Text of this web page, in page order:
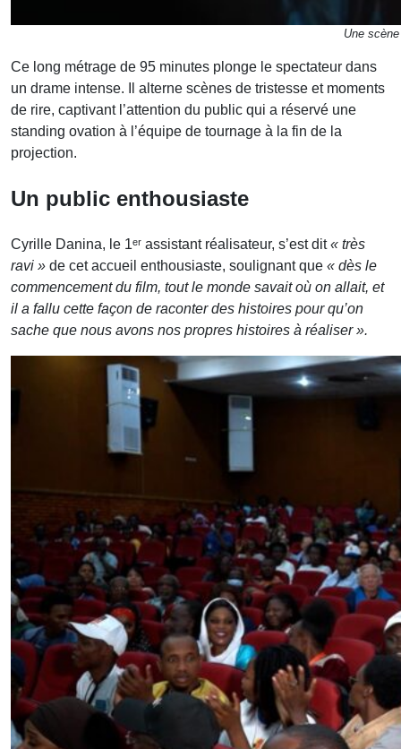
Une
Ce long métrage de 95 minutes plonge le spectateur dans
un drame intense. Il alterne scènes de tristesse et moments
de rire, captivant l’attention du public qui a réservé une
standing ovation à l’équipe de tournage à la fin de la
projection.
Un public enthousiaste
Cyrille Danina, le 1ᵉʳ assistant réalisateur, s’est dit« très
ravi » de cet accueil enthousiaste, soulignant que « dès le
commencement du film, tout le monde savait où on allait, et
il a fallu cette façon de raconter des histoires pour qu’on
sache que nous avons nos propres histoires à réaliser ».